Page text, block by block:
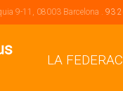
9-11, 08003 Barcelona . 93
LA